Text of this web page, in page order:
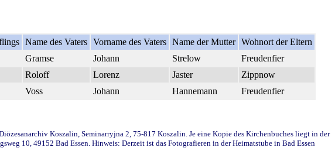
Name des Vaters Vorname des Vaters Name der Mutter Wohnort der Eltern
Gramse Johann Strelow
Freudenfier
Roloff Lorenz Jaster
Zippnow
Voss Johann Hannemann Freudenfier
Koszalin, Seminarryjna 2, 75-817 Koszalin. Je eine Kopie des Kirchenbuches liegt in der
10, 49152 Bad Essen. Hinweis: Derzeit ist das Fotografieren in der Heimatstube in Bad Essen